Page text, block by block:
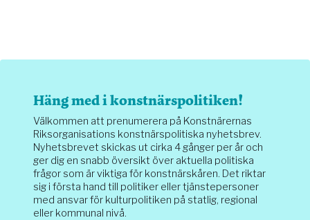
Häng med i konstnärspolitiken!
Välkommen att prenumerera på Konstnärernas
Riksorganisations konstnärspolitiska nyhetsbrev.
Nyhetsbrevet skickas ut cirka 4 gånger per år och
ger dig en snabb översikt över aktuella politiska
frågor som är viktiga för konstnärskåren. Det riktar
sig i första hand till politiker eller tjänstepersoner
med ansvar för kulturpolitiken på statlig, regional
eller kommunal nivå.